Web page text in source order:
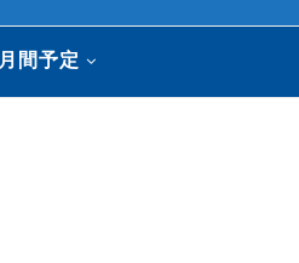
月間予定